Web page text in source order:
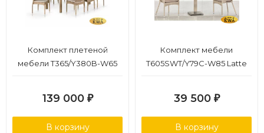
Комплект плетеной
мебели T365/Y380B-W65
139 000 ₽
В корзину
Комплект мебели
T605SWT/Y79C-W85 Latte
39 500 ₽
В корзину